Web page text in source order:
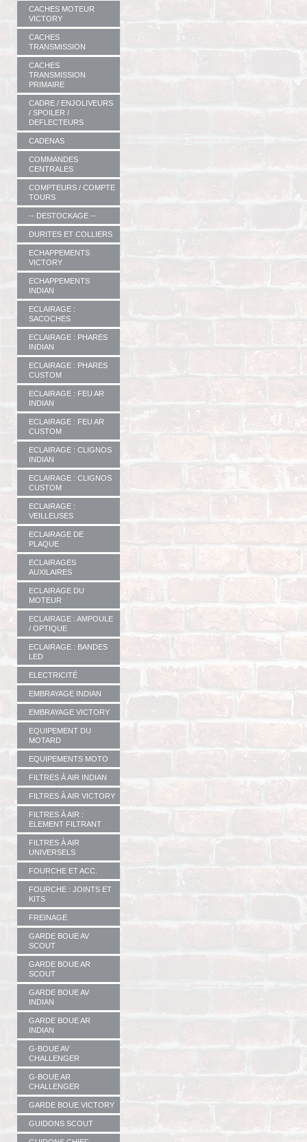
CACHES MOTEUR
VICTORY
CACHES
TRANSMISSION
CACHES
TRANSMISSION
PRIMAIRE
CADRE / ENJOLIVEURS
/ SPOILER /
DEFLECTEURS
CADENAS
COMMANDES
CENTRALES
COMPTEURS / COMPTE
TOURS
-- DESTOCKAGE --
DURITES ET COLLIERS
ECHAPPEMENTS
VICTORY
ECHAPPEMENTS
INDIAN
ECLAIRAGE :
SACOCHES
ECLAIRAGE : PHARES
INDIAN
ECLAIRAGE : PHARES
CUSTOM
ECLAIRAGE : FEU AR
INDIAN
ECLAIRAGE : FEU AR
CUSTOM
ECLAIRAGE : CLIGNOS
INDIAN
ECLAIRAGE : CLIGNOS
CUSTOM
ECLAIRAGE :
VEILLEUSES
ECLAIRAGE DE
PLAQUE
ECLAIRAGES
AUXILAIRES
ECLAIRAGE DU
MOTEUR
ECLAIRAGE : AMPOULE
/ OPTIQUE
ECLAIRAGE : BANDES
LED
ELECTRICITÉ
EMBRAYAGE INDIAN
EMBRAYAGE VICTORY
EQUIPEMENT DU
MOTARD
EQUIPEMENTS MOTO
FILTRES À AIR INDIAN
FILTRES À AIR VICTORY
FILTRES À AIR :
ELEMENT FILTRANT
FILTRES À AIR
UNIVERSELS
FOURCHE ET ACC.
FOURCHE : JOINTS ET
KITS
FREINAGE
GARDE BOUE AV
SCOUT
GARDE BOUE AR
SCOUT
GARDE BOUE AV
INDIAN
GARDE BOUE AR
INDIAN
G-BOUE AV
CHALLENGER
G-BOUE AR
CHALLENGER
GARDE BOUE VICTORY
GUIDONS SCOUT